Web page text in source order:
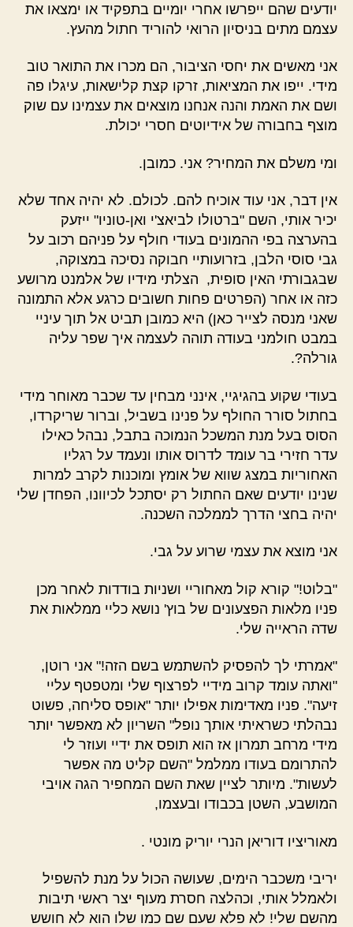
יודעים שהם ייפרשו אחרי יומיים בתפקיד או ימצאו את
עצמם מתים בניסיון הרואי להוריד חתול מהעץ.
אני מאשים את יחסי הציבור, הם מכרו את התואר טוב
מידי. ייפו את המציאות, זרקו קצת קלישאות, עיגלו פה
ושם את האמת והנה אנחנו מוצאים את עצמינו עם שוק
מוצף בחבורה של אידיוטים חסרי יכולת.
ומי משלם את המחיר? אני. כמובן.
אין דבר, אני עוד אוכיח להם. לכולם. לא יהיה אחד שלא
יכיר אותי, השם "ברטולו לביאצ'י ואן-טוניו" ייזעק
בהערצה בפי ההמונים בעודי חולף על פניהם רכוב על
גבי סוסי הלבן, בזרועותיי חבוקה נסיכה במצוקה,
שבגבורתי האין סופית, הצלתי מידיו של אלמנט מרושע
כזה או אחר (הפרטים פחות חשובים כרגע אלא התמונה
שאני מנסה לצייר כאן) היא כמובן תביט אל תוך עיניי
במבט חולמני בעודה תוהה לעצמה איך שפר עליה
גורלה?.
בעודי שקוע בהגיגיי, אינני מבחין עד שכבר מאוחר מידי
בחתול סורר החולף על פנינו בשביל, וברור שריקרדו,
הסוס בעל מנת המשכל הנמוכה בתבל, נבהל כאילו
עדר חזירי בר עומד לדרוס אותו ונעמד על רגליו
האחוריות במצג שווא של אומץ ומוכנות לקרב למרות
שנינו יודעים שאם החתול רק יסתכל לכיוונו, הפחדן שלי
יהיה בחצי הדרך לממלכה השכנה.
אני מוצא את עצמי שרוע על גבי.
"בלוט!" קורא קול מאחוריי ושניות בודדות לאחר מכן
פניו מלאות הפצעונים של בוץ' נושא כליי ממלאות את
שדה הראייה שלי.
"אמרתי לך להפסיק להשתמש בשם הזה!" אני רוטן,
"ואתה עומד קרוב מידיי לפרצוף שלי ומטפטף עליי
זיעה". פניו מאדימות אפילו יותר "אופס סליחה, פשוט
נבהלתי כשראיתי אותך נופל" השריון לא מאפשר יותר
מידי מרחב תמרון אז הוא תופס את ידיי ועוזר לי
להתרומם בעודו ממלמל "השם קליט מה אפשר
לעשות". מיותר לציין שאת השם המחפיר הגה אויבי
המושבע, השטן בכבודו ובעצמו,
מאוריציו דוריאן הנרי יוריק מונטי .
יריבי משכבר הימים, שעושה הכול על מנת להשפיל
ולאמלל אותי, וכהלצה חסרת מעוף יצר ראשי תיבות
מהשם שלי! לא פלא שעם שם כמו שלו הוא לא חושש